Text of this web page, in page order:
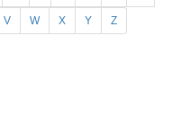
V W X Y Z